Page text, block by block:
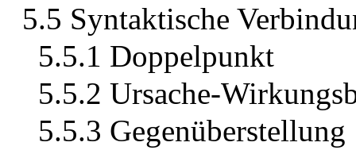
5.5 Syntaktische
5.5.1 Doppelpunkt
5.5.2 Ursache-
5.5.3 Gegenüberstellung